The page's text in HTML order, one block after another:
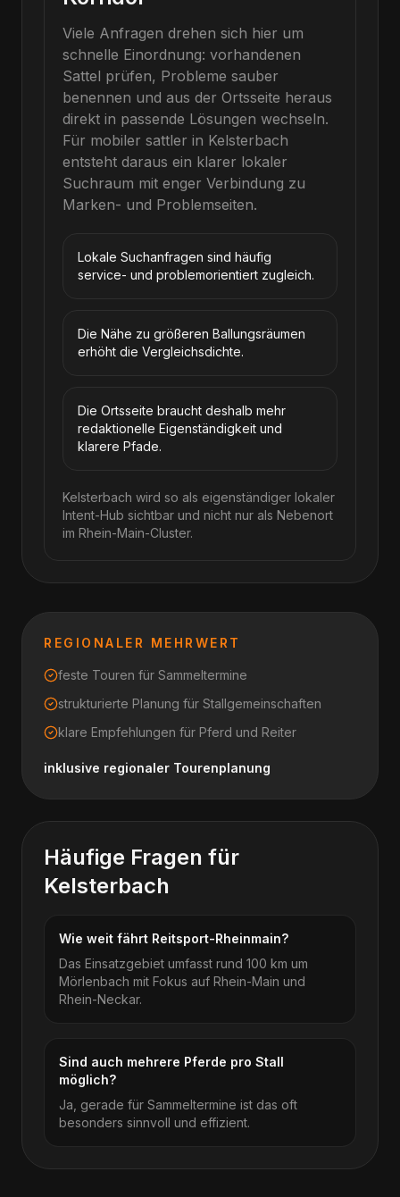
Viele Anfragen drehen sich hier um
schnelle Einordnung: vorhandenen
Sattel prüfen, Probleme sauber
benennen und aus der Ortsseite heraus
direkt in passende Lösungen wechseln.
Für mobiler sattler in Kelsterbach
entsteht daraus ein klarer lokaler
Suchraum mit enger Verbindung zu
Marken- und Problemseiten.
Lokale Suchanfragen sind häufig
service- und problemorientiert zugleich.
Die Nähe zu größeren Ballungsräumen
erhöht die Vergleichsdichte.
Die Ortsseite braucht deshalb mehr
redaktionelle Eigenständigkeit und
klarere Pfade.
Kelsterbach wird so als eigenständiger lokaler
Intent-Hub sichtbar und nicht nur als Nebenort
im Rhein-Main-Cluster.
REGIONALER MEHRWERT
feste Touren für Sammeltermine
strukturierte Planung für Stallgemeinschaften
klare Empfehlungen für Pferd und Reiter
inklusive regionaler Tourenplanung
Häufige Fragen für
Kelsterbach
Wie weit fährt Reitsport-Rheinmain?
Das Einsatzgebiet umfasst rund 100 km um
Mörlenbach mit Fokus auf Rhein-Main und
Rhein-Neckar.
Sind auch mehrere Pferde pro Stall
möglich?
Ja, gerade für Sammeltermine ist das oft
besonders sinnvoll und effizient.